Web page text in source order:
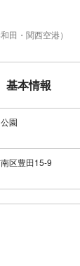
田・関西空港）
基本情報
園
区豊田15-9